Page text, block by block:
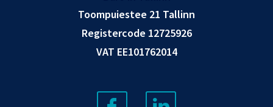
Toompuiestee 21 Tallinn
Registercode 12725926
VAT EE101762014